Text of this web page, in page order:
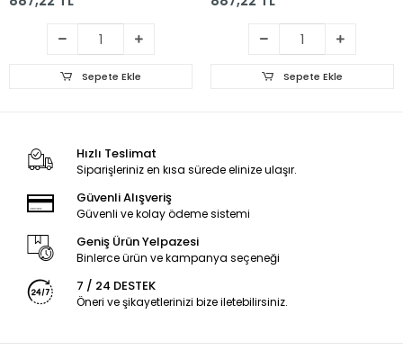
Sepete Ekle Sepete Ekle
Hızlı Teslimat
Siparişleriniz en kısa sürede elinize ulaşır.
Güvenli Alışveriş
Güvenli ve kolay ödeme sistemi
Geniş Ürün Yelpazesi
Binlerce ürün ve kampanya seçeneği
7 / 24 DESTEK
Öneri ve şikayetlerinizi bize iletebilirsiniz.